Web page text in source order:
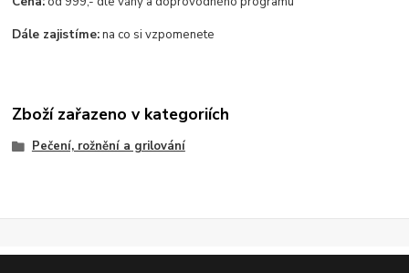
Dále zajistíme:na co si vzpomenete
Zboží zařazeno v kategoriích
Pečení, rožnění a grilování